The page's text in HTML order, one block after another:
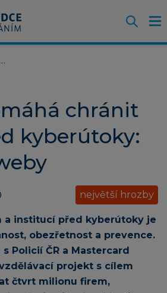
chránit
kyberútoky:
největší hrozby
a institucí před kyberútoky je
obezřetnost a prevence.
s Policií ČR a Mastercard
projekt s cílem
čtvrt milionu firem,